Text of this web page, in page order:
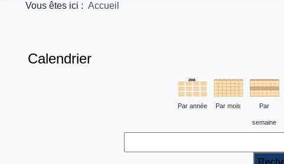
Vous êtes ici : Accueil
Calendrier
Par année Par mois Par
semaine